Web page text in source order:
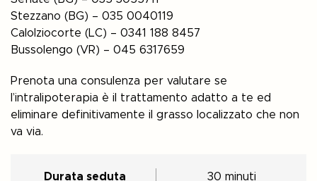
Stezzano (BG) – 035 0040119
Calolziocorte (LC) – 0341 188 8457
Bussolengo (VR) – 045 6317659
Prenota una consulenza per valutare se
l’intralipoterapia è il trattamento adatto a te ed
eliminare definitivamente il grasso localizzato che non
va via.
Durata seduta 30 minuti